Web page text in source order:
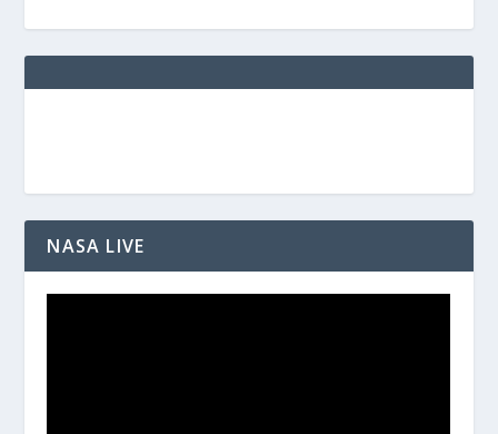
NASA LIVE